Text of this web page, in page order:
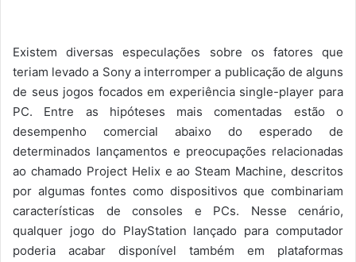
Existem diversas especulações sobre os fatores que
teriam levado a Sony a interromper a publicação de alguns
de seus jogos focados em experiência single-player para
PC. Entre as hipóteses mais comentadas estão o
desempenho comercial abaixo do esperado de
determinados lançamentos e preocupações relacionadas
ao chamado Project Helix e ao Steam Machine, descritos
por algumas fontes como dispositivos que combinariam
características de consoles e PCs. Nesse cenário,
qualquer jogo do PlayStation lançado para computador
poderia acabar disponível também em plataformas